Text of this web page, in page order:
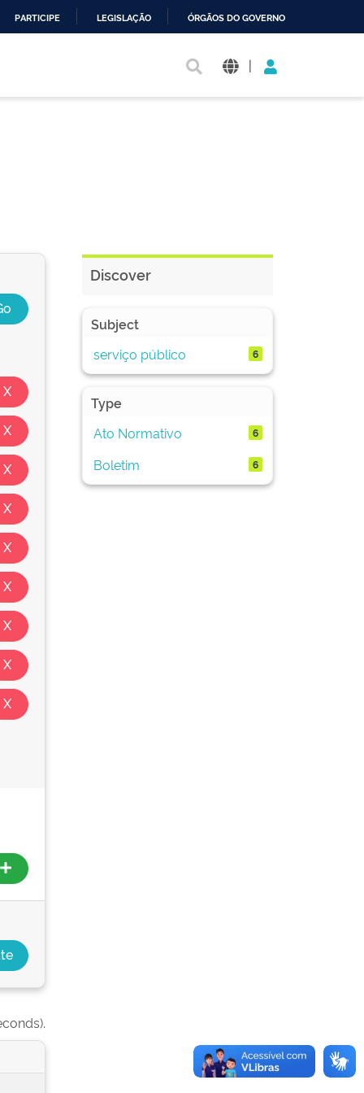
PARTICIPE LEGISLAÇÃO ÓRGÃOS DO GOVERNO
|
Discover
Subject
serviço público
6
Type
Ato Normativo
6
Boletim 6